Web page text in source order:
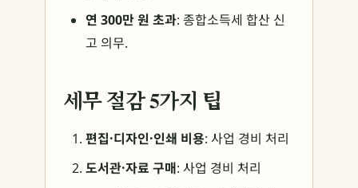
연 300만 원 초과: 종합소득세 합산 신
고 의무.
세무 절감 5가지 팁
편집·디자인·인쇄 비용: 사업 경비 처리
도서관·자료 구매: 사업 경비 처리